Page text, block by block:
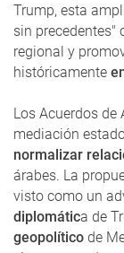
Trump, esta
sin precedentes"
regional y
históricamente
Los Acuerdos de
mediación
normalizar
árabes. La
visto como un
diplomática de
geopolítico de